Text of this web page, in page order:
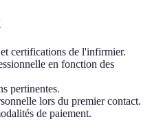
certifications de l'infirmier.
en fonction des
pertinentes.
lors du premier contact.
de paiement.